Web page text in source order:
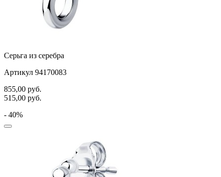
Серьга из серебра
Артикул 94170083
855,00 руб.
515,00 руб.
- 40%